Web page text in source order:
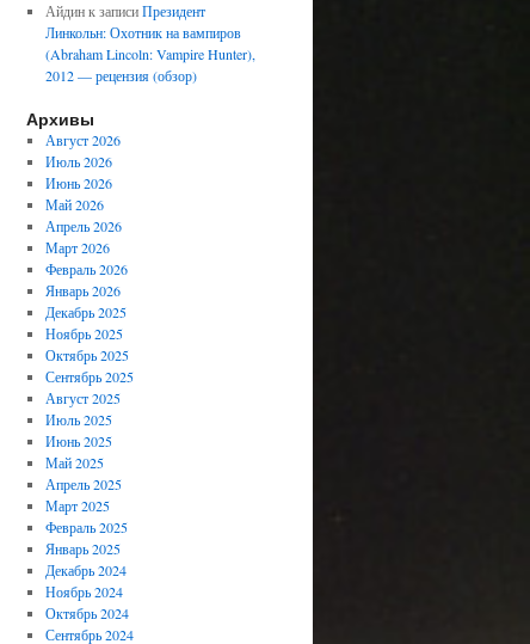
Айдинк записиПрезидент
Линкольн: Охотник на вампиров
(Abraham Lincoln: Vampire Hunter),
2012 — рецензия (обзор)
Архивы
Август 2026
Июль 2026
Июнь 2026
Май 2026
Апрель 2026
Март 2026
Февраль 2026
Январь 2026
Декабрь 2025
Ноябрь 2025
Октябрь 2025
Сентябрь 2025
Август 2025
Июль 2025
Июнь 2025
Май 2025
Апрель 2025
Март 2025
Февраль 2025
Январь 2025
Декабрь 2024
Ноябрь 2024
Октябрь 2024
Сентябрь 2024